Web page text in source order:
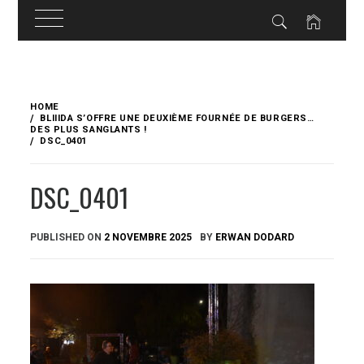
content
HOME
BLIIIDA S’OFFRE UNE DEUXIÈME FOURNÉE DE BURGERS…
DES PLUS SANGLANTS !
DSC_0401
DSC_0401
PUBLISHED ON 2 NOVEMBRE 2025 BY ERWAN DODARD